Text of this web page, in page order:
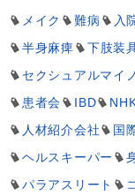
メイク 難病 入
半身麻痺
下肢装
セクシュアルマイ
患者会
IBD
人材紹介会社
国
ヘルスキーパー
パラアスリート